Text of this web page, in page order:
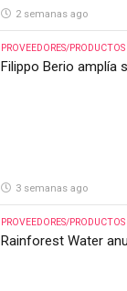
2 semanas ago
PROVEEDORES/PRODUCTOS
Filippo Berio amplía
3 semanas ago
PROVEEDORES/PRODUCTOS
Rainforest Water